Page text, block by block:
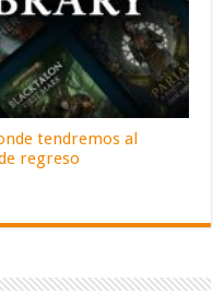
tendremos al
regreso